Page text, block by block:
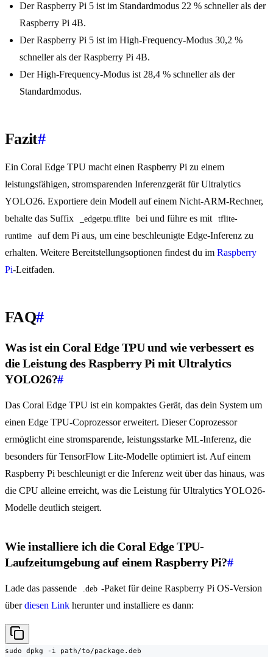
Der Raspberry Pi 5 ist im Standardmodus 22 % schneller als der
Raspberry Pi 4B.
Der Raspberry Pi 5 ist im High-Frequency-Modus 30,2 %
schneller als der Raspberry Pi 4B.
Der High-Frequency-Modus ist 28,4 % schneller als der
Standardmodus.
Fazit#
Ein Coral Edge TPU macht einen Raspberry Pi zu einem
leistungsfähigen, stromsparenden Inferenzgerät für Ultralytics
YOLO26. Exportiere dein Modell auf einem Nicht-ARM-Rechner,
behalte das Suffix
_edgetpu.tflite bei und führe es mit
tflite-
runtime
auf dem Pi aus, um eine beschleunigte Edge-Inferenz zu
erhalten. Weitere Bereitstellungsoptionen findest du im Raspberry
Pi-Leitfaden.
FAQ#
Was ist ein Coral Edge TPU und wie verbessert es
die Leistung des Raspberry Pi mit Ultralytics
YOLO26?#
Das Coral Edge TPU ist ein kompaktes Gerät, das dein System um
einen Edge TPU-Coprozessor erweitert. Dieser Coprozessor
ermöglicht eine stromsparende, leistungsstarke ML-Inferenz, die
besonders für TensorFlow Lite-Modelle optimiert ist. Auf einem
Raspberry Pi beschleunigt er die Inferenz weit über das hinaus, was
die CPU alleine erreicht, was die Leistung für Ultralytics YOLO26-
Modelle deutlich steigert.
Wie installiere ich die Coral Edge TPU-
Laufzeitumgebung auf einem Raspberry Pi?#
Lade das passende .deb -Paket für deine Raspberry Pi OS-Version
überdiesen Link herunter und installiere es dann:
sudo dpkg -i path/to/package.deb